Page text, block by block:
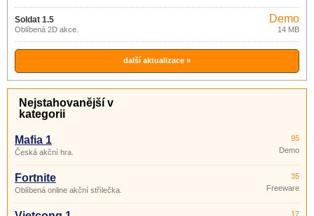
Soldat 1.5
Oblíbená 2D akce.
Demo
14 MB
další aktualizace »
Nejstahovanější v
kategorii
Mafia 1
Česká akční hra.
95
Demo
Fortnite
Oblíbená online akční střílečka.
35
Freeware
17